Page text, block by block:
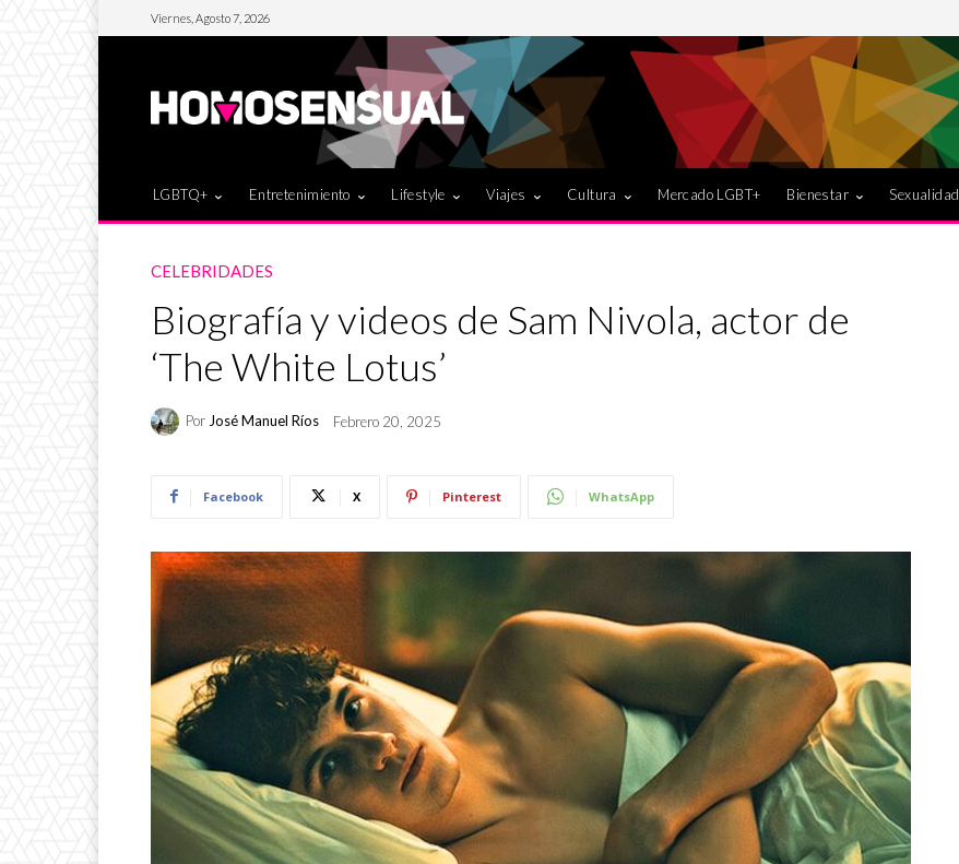
Viernes, Agosto 7, 2026
LGBTQ+ Entretenimiento Lifestyle Viajes Cultura Mercado LGBT+ Bienestar Sexualidad
CELEBRIDADES
Biografía y videos de Sam Nivola, actor de
‘The White Lotus’
PorJosé Manuel Ríos Febrero 20, 2025
Facebook X Pinterest WhatsApp